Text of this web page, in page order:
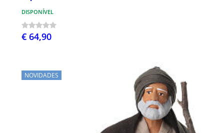
DISPONÍVEL
€ 64,90
NOVIDADES